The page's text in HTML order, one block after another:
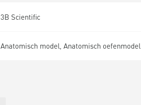
3B Scientific
Anatomisch model, Anatomisch oefenmodel